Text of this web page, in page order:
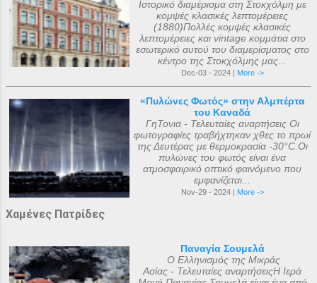
Ιστορικό διαμέρισμα στη Στοκχόλμη με
κομψές κλασικές λεπτομέρειες
(1880)Πολλές κομψές κλασικές
λεπτομέρειες και vintage κομμάτια στο
εσωτερικό αυτού του διαμερίσματος στο
κέντρο της Στοκχόλμης μας...
Dec-03 - 2024 | More ->
«Πυλώνες Φωτός» στην Αλμπέρτα
του Καναδά
ΓηΤονια - Τελευταίες αναρτήσεις Οι
φωτογραφίες τραβήχτηκαν χθες το πρωί
της Δευτέρας με θερμοκρασία -30°C.Οι
πυλώνες του φωτός είναι ένα
ατμοσφαιρικό οπτικό φαινόμενο που
εμφανίζεται...
Nov-29 - 2024 | More ->
Χαμένες Πατρίδες
Παναγία Σουμελά
Ο Ελληνισμός της Μικράς
Ασίας - Τελευταίες αναρτήσειςΗ Ιερά